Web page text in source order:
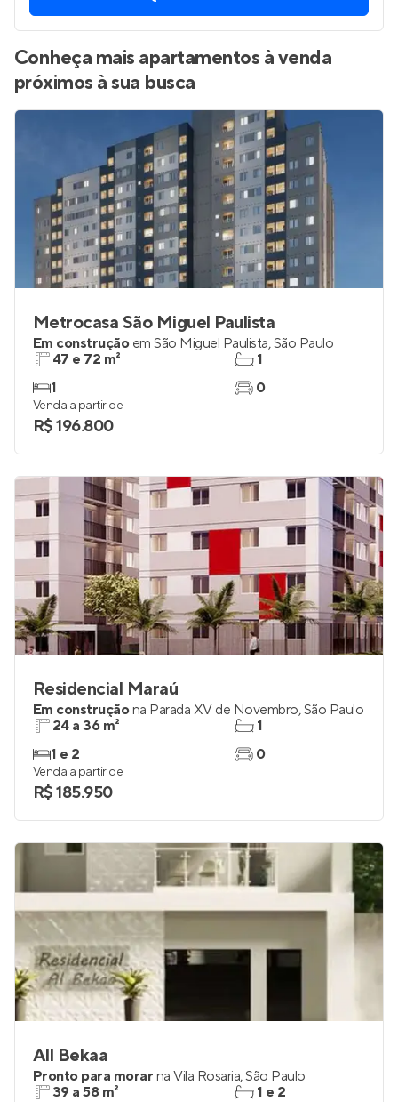
Conheça mais apartamentos à venda
próximos à sua busca
Metrocasa São Miguel Paulista
Em construção em São Miguel Paulista,São Paulo
47 e 72 m²
1
1
0
Venda a partir de
R$ 196.800
Residencial Maraú
Em construçãona Parada XV de Novembro,São Paulo
24 a 36 m²
1 e 2
1
0
Venda a partir de
R$ 185.950
All Bekaa
Pronto para morar na Vila Rosaria,São Paulo
39 a 58 m²
1 e 2